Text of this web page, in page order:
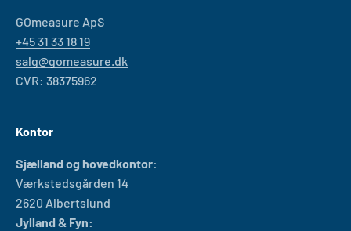
GOmeasure ApS
+45 31 33 18 19
salg@gomeasure.dk
CVR: 38375962
Kontor
Sjælland og hovedkontor:
Værkstedsgården 14
2620 Albertslund
Jylland & Fyn: